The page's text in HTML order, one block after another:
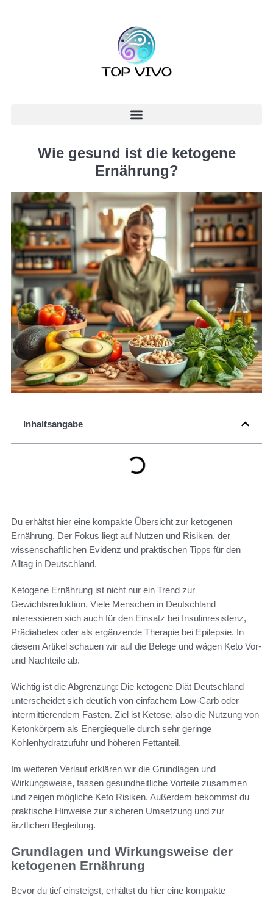
Wie gesund ist die ketogene
Ernährung?
Inhaltsangabe
Du erhältst hier eine kompakte Übersicht zur ketogenen
Ernährung. Der Fokus liegt auf Nutzen und Risiken, der
wissenschaftlichen Evidenz und praktischen Tipps für den
Alltag in Deutschland.
Ketogene Ernährung ist nicht nur ein Trend zur
Gewichtsreduktion. Viele Menschen in Deutschland
interessieren sich auch für den Einsatz bei Insulinresistenz,
Prädiabetes oder als ergänzende Therapie bei Epilepsie. In
diesem Artikel schauen wir auf die Belege und wägen Keto Vor-
und Nachteile ab.
Wichtig ist die Abgrenzung: Die ketogene Diät Deutschland
unterscheidet sich deutlich von einfachem Low-Carb oder
intermittierendem Fasten. Ziel ist Ketose, also die Nutzung von
Ketonkörpern als Energiequelle durch sehr geringe
Kohlenhydratzufuhr und höheren Fettanteil.
Im weiteren Verlauf erklären wir die Grundlagen und
Wirkungsweise, fassen gesundheitliche Vorteile zusammen
und zeigen mögliche Keto Risiken. Außerdem bekommst du
praktische Hinweise zur sicheren Umsetzung und zur
ärztlichen Begleitung.
Grundlagen und Wirkungsweise der
ketogenen Ernährung
Bevor du tief einsteigst, erhältst du hier eine kompakte